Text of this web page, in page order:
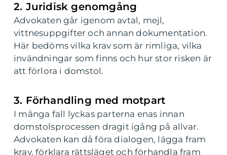
2. Juridisk genomgång
Advokaten går igenom avtal, mejl,
vittnesuppgifter och annan dokumentation.
Här bedöms vilka krav som är rimliga, vilka
invändningar som finns och hur stor risken är
att förlora i domstol.
3. Förhandling med motpart
I många fall lyckas parterna enas innan
domstolsprocessen dragit igång på allvar.
Advokaten kan då föra dialogen, lägga fram
krav, förklara rättsläget och förhandla fram